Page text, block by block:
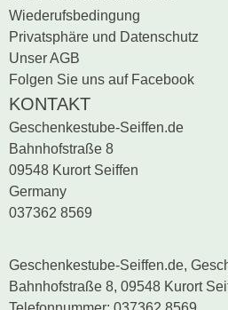
Wiederufsbedingung
Privatsphäre und Datenschutz
Unser AGB
Folgen Sie uns auf Facebook
KONTAKT
Geschenkestube-Seiffen.de
Bahnhofstraße 8
09548 Kurort Seiffen
Germany
037362 8569
Geschenkestube-Seiffen.de,
Bahnhofstraße 8, 09548 Kurort